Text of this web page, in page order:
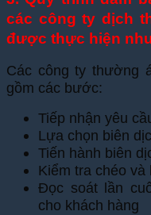
các công ty dịch
được thực hiện
Các công ty thường
gồm các bước:
Tiếp nhận yêu
Lựa chọn biên
Tiến hành biên
Kiểm tra chéo
Đọc soát lần
cho khách hàng